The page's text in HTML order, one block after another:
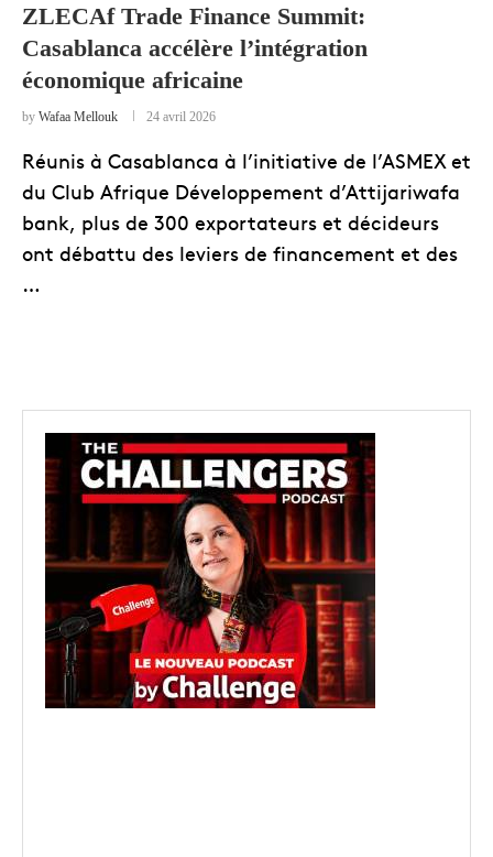
ZLECAf Trade Finance Summit:
Casablanca accélère l’intégration
économique africaine
by Wafaa Mellouk 24 avril 2026
Réunis à Casablanca à l’initiative de l’ASMEX et
du Club Afrique Développement d’Attijariwafa
bank, plus de 300 exportateurs et décideurs
ont débattu des leviers de financement et des
…